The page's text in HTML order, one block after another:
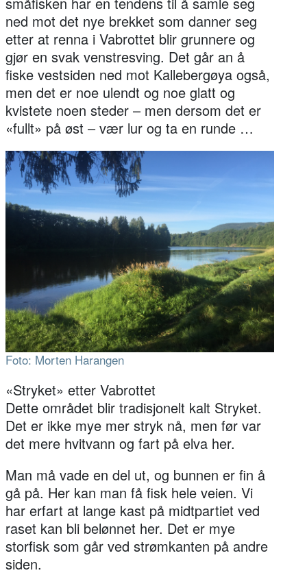
ned mot det nye brekket som danner seg
etter at renna i Vabrottet blir grunnere og
gjør en svak venstresving. Det går an å
fiske vestsiden ned mot Kallebergøya også,
men det er noe ulendt og noe glatt og
kvistete noen steder – men dersom det er
«fullt» på øst – vær lur og ta en runde …
Foto: Morten Harangen
«Stryket» etter Vabrottet
Dette området blir tradisjonelt kalt Stryket.
Det er ikke mye mer stryk nå, men før var
det mere hvitvann og fart på elva her.
Man må vade en del ut, og bunnen er fin å
gå på. Her kan man få fisk hele veien. Vi
har erfart at lange kast på midtpartiet ved
raset kan bli belønnet her. Det er mye
storfisk som går ved strømkanten på andre
siden.